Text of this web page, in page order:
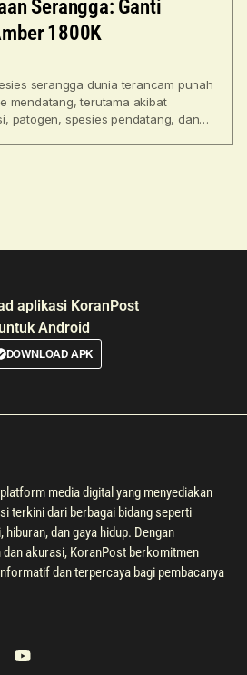
Serangga: Ganti
1800K
serangga dunia terancam punah
mendatang, terutama akibat
patogen, spesies pendatang, dan
aplikasi KoranPost
Android
DOWNLOAD APK
media digital yang menyediakan
terkini dari berbagai bidang seperti
dan gaya hidup. Dengan
akurasi, KoranPost berkomitmen
dan terpercaya bagi pembacanya